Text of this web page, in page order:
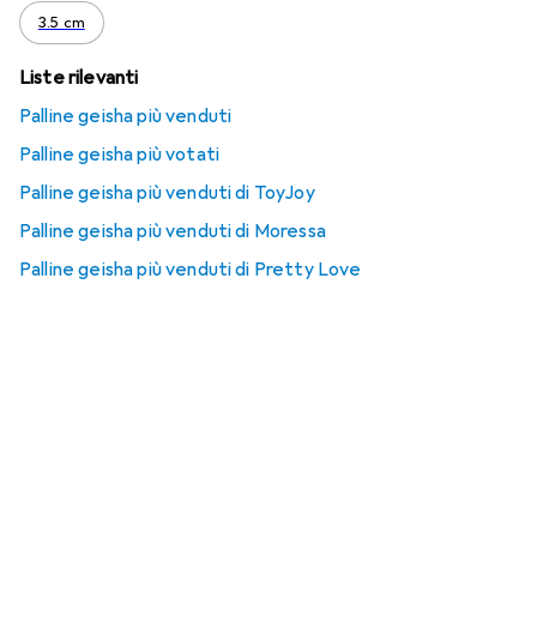
3.5 cm
Liste rilevanti
Palline geisha più venduti
Palline geisha più votati
Palline geisha più venduti di ToyJoy
Palline geisha più venduti di Moressa
Palline geisha più venduti di Pretty Love